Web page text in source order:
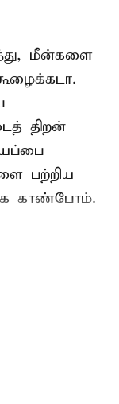
மீன்களை
திறன்
பற்றிய
காண்போம்.